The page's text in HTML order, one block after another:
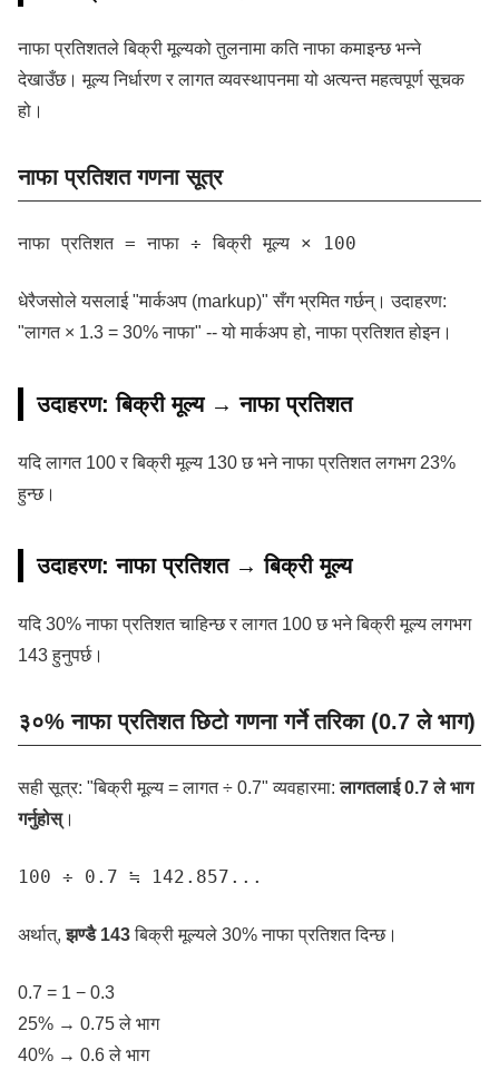
नाफा प्रतिशतले बिक्री मूल्यको तुलनामा कति नाफा कमाइन्छ भन्ने
देखाउँछ। मूल्य निर्धारण र लागत व्यवस्थापनमा यो अत्यन्त महत्वपूर्ण सूचक
हो।
नाफा प्रतिशत गणना सूत्र
नाफा प्रतिशत = नाफा ÷ बिक्री मूल्य × 100
धेरैजसोले यसलाई "मार्कअप (markup)" सँग भ्रमित गर्छन्। उदाहरण:
"लागत × 1.3 = 30% नाफा" -- यो मार्कअप हो, नाफा प्रतिशत होइन।
उदाहरण: बिक्री मूल्य → नाफा प्रतिशत
यदि लागत 100 र बिक्री मूल्य 130 छ भने नाफा प्रतिशत लगभग 23%
हुन्छ।
उदाहरण: नाफा प्रतिशत → बिक्री मूल्य
यदि 30% नाफा प्रतिशत चाहिन्छ र लागत 100 छ भने बिक्री मूल्य लगभग
143 हुनुपर्छ।
३०% नाफा प्रतिशत छिटो गणना गर्ने तरिका (0.7 ले भाग)
सही सूत्र: "बिक्री मूल्य = लागत ÷ 0.7" व्यवहारमा:लागतलाई 0.7 ले भाग
गर्नुहोस्।
100 ÷ 0.7 ≒ 142.857...
अर्थात्,झण्डै 143बिक्री मूल्यले 30% नाफा प्रतिशत दिन्छ।
0.7 = 1 − 0.3
25% → 0.75 ले भाग
40% → 0.6 ले भाग